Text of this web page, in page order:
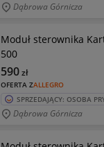
Dąbrowa Górnicza
Moduł sterownika
500
OFERTA ZALLEGRO
590zł
SPRZEDAJĄCY: OSOBA
Dąbrowa Górnicza